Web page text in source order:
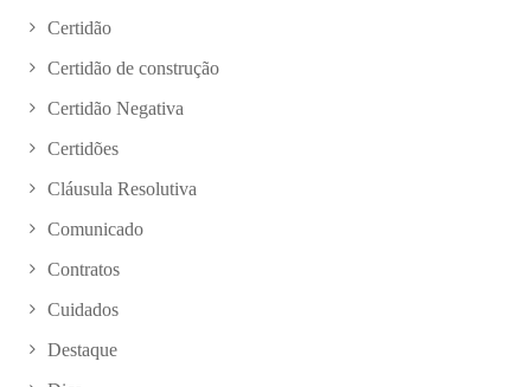
Certidão
Certidão de construção
Certidão Negativa
Certidões
Cláusula Resolutiva
Comunicado
Contratos
Cuidados
Destaque